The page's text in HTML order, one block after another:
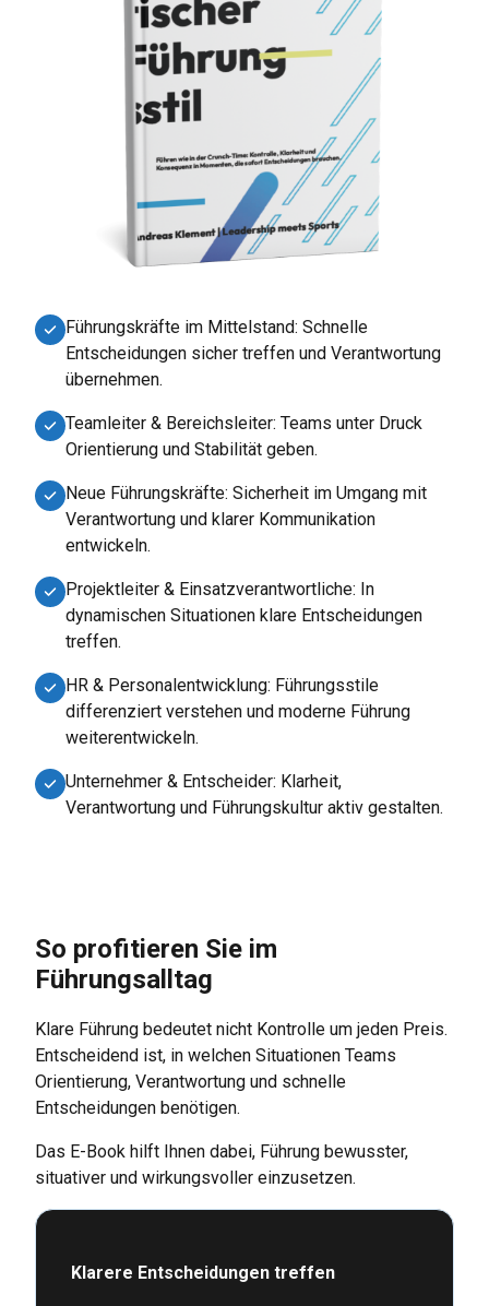
Führungskräfte im Mittelstand: Schnelle
Entscheidungen sicher treffen und Verantwortung
übernehmen.
Teamleiter & Bereichsleiter: Teams unter Druck
Orientierung und Stabilität geben.
Neue Führungskräfte: Sicherheit im Umgang mit
Verantwortung und klarer Kommunikation
entwickeln.
Projektleiter & Einsatzverantwortliche: In
dynamischen Situationen klare Entscheidungen
treffen.
HR & Personalentwicklung: Führungsstile
differenziert verstehen und moderne Führung
weiterentwickeln.
Unternehmer & Entscheider: Klarheit,
Verantwortung und Führungskultur aktiv gestalten.
So profitieren Sie im
Führungsalltag
Klare Führung bedeutet nicht Kontrolle um jeden Preis.
Entscheidend ist, in welchen Situationen Teams
Orientierung, Verantwortung und schnelle
Entscheidungen benötigen.
Das E-Book hilft Ihnen dabei, Führung bewusster,
situativer und wirkungsvoller einzusetzen.
Klarere Entscheidungen treffen